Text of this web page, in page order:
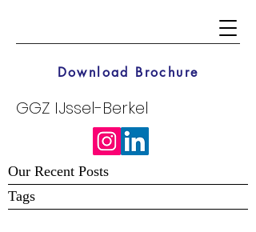
GGZ IJssel-Berkel
Download Brochure
Our Recent Posts
Tags